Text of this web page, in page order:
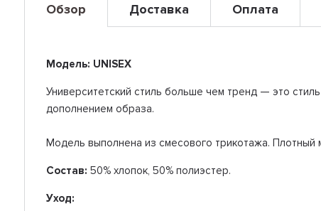
Обзор Доставка Оплата
Модель: UNISEX
Университетский стиль больше чем тренд — это
дополнением образа.
Модель выполнена из смесового трикотажа. Плотный
Состав: 50% хлопок, 50% полиэстер.
Уход: